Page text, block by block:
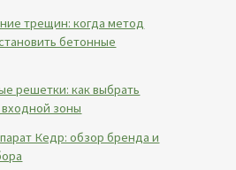
трещин: когда метод
бетонные
решетки: как выбрать
зоны
Кедр: обзор бренда и